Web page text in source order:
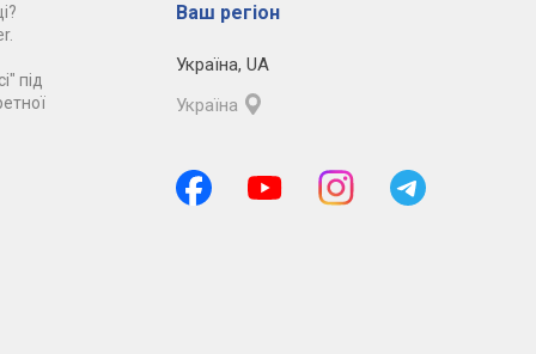
під
Ваш регіон
Україна, UA
Україна